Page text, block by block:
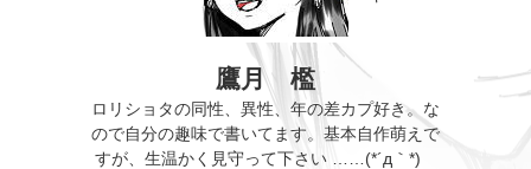
鷹月 檻
ロリショタの同性、異性、年の差カプ好き。な
ので自分の趣味で書いてます。基本自作萌えで
すが、生温かく見守って下さい ……(*´д｀*)